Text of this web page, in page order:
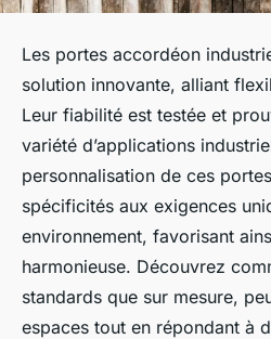
Les portes accordéon
solution innovante, alliant
Leur fiabilité est testée et
variété d’applications
personnalisation de ces
spécificités aux exigences
environnement, favorisant
harmonieuse. Découvrez
standards que sur mesure,
espaces tout en répondant à